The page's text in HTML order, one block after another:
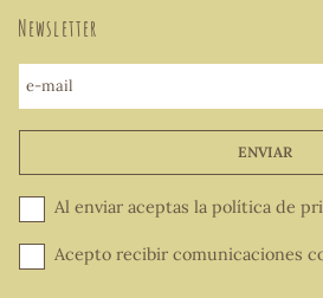
Newsletter
e-mail
ENVIAR
Al enviar aceptas la política de
Acepto recibir comunicaciones